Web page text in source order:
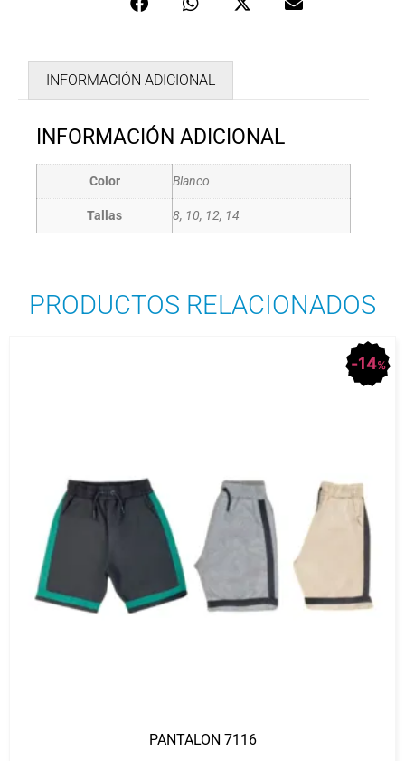
INFORMACIÓN ADICIONAL
INFORMACIÓN ADICIONAL
Color Blanco
Tallas 8, 10, 12, 14
PRODUCTOS RELACIONADOS
14%
PANTALON 7116